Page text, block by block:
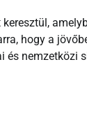
hogy a
és nemzetközi